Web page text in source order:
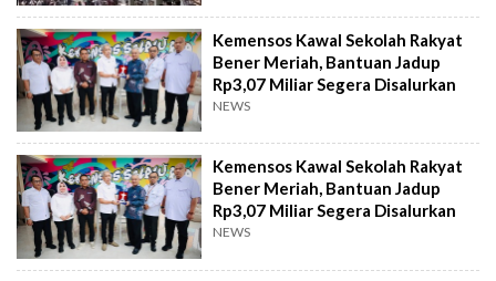
Kemensos Kawal Sekolah Rakyat
Bener Meriah, Bantuan Jadup
Rp3,07 Miliar Segera Disalurkan
NEWS
Kemensos Kawal Sekolah Rakyat
Bener Meriah, Bantuan Jadup
Rp3,07 Miliar Segera Disalurkan
NEWS